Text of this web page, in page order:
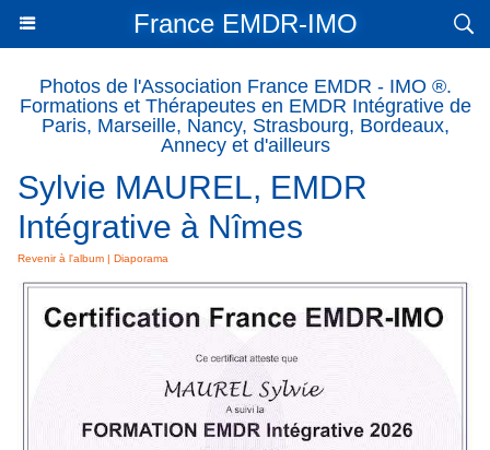
France EMDR-IMO
Photos de l'Association France EMDR - IMO ®.
Formations et Thérapeutes en EMDR Intégrative de
Paris, Marseille, Nancy, Strasbourg, Bordeaux,
Annecy et d'ailleurs
Sylvie MAUREL, EMDR
Intégrative à Nîmes
Revenir à l'album | Diaporama